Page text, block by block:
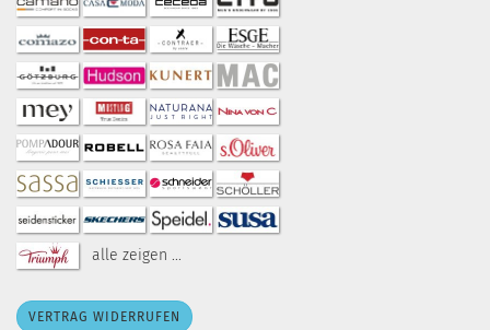
alle zeigen ...
VERTRAG WIDERRUFEN